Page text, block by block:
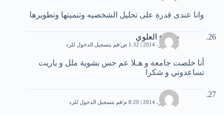
وانا عندى قدرة على تحليل الشخصيه وتنميتها وتطويرها
شيماء العلوي
26 فبراير، 2014 | 1:32 ص قم بتسجيل الدخول للرد
أنا خلصت جامعة و هـلا عم حس بشوية ملل و ياريت
تساعدوني و شكرا
ميمو
28 فبراير، 2014 | 8:20 م قم بتسجيل الدخول للرد